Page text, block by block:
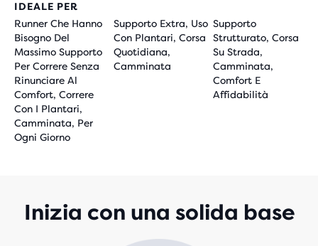
IDEALE PER
Runner Che Hanno
Bisogno Del
Massimo Supporto
Per Correre Senza
Rinunciare Al
Comfort, Correre
Con I Plantari,
Camminata, Per
Ogni Giorno
Supporto Extra, Uso
Con Plantari, Corsa
Quotidiana,
Camminata
Supporto
Strutturato, Corsa
Su Strada,
Camminata,
Comfort E
Affidabilità
Inizia con una solida base